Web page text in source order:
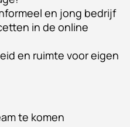
en jong bedrijf
in de online
en ruimte voor eigen
te komen